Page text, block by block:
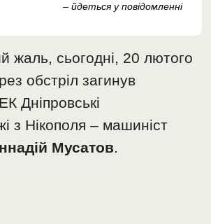
– йдеться у повідомленні
жаль, сьогодні, 20 лютого
обстріл загинув
Дніпровські
з Нікополя – машиніст
Мусатов.